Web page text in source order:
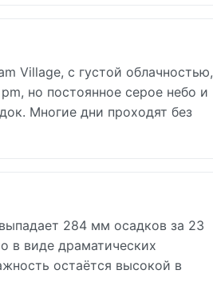
Village, с густой облачностью,
но постоянное серое небо и
Многие дни проходят без
284 мм осадков за 23
в виде драматических
остаётся высокой в